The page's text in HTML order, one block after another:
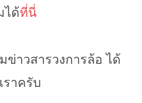
ได้ที่นี่
าวสารวงการล้อ ได้
าครับ